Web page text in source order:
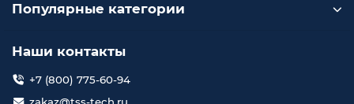
Популярные категории
Наши контакты
+7 (800) 775-60-94